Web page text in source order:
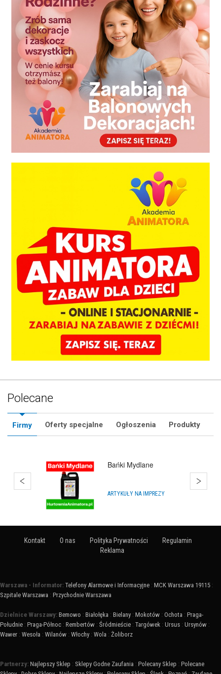
Polecane
Firmy Oferty specjalne Ogłoszenia Produkty
Hurtownia Balonów
HURTOWNIE
Kontakt O nas Polityka Prywatności
Regulamin
Reklama
Warszawa - Informator: Telefony Alarmowe i Informacyjne : MCK Warszawa 19115 :
Szpitale Warszawa : Przychodnie Warszawa
Dzielnice Warszawy: Bemowo : Białołęka : Bielany : Mokotów : Ochota : Praga-
Południe : Praga-Północ : Rembertów : Śródmieście : Targówek : Ursus : Ursynów :
Wawer : Wesoła : Wilanów : Włochy : Wola : Żoliborz
Partnerzy: Najlepszy Sklep : Sklepy Godne Zaufania : Polecany Sklep : Polecane